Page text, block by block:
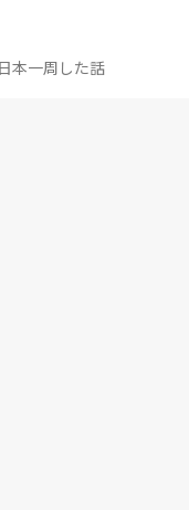
本一周した話